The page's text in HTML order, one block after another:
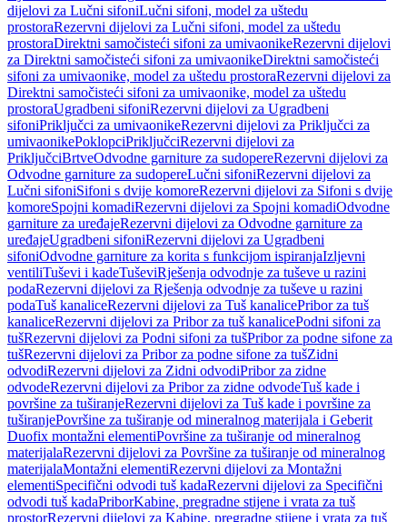
dijelovi za Lučni sifoniLučni sifoni, model za uštedu
prostoraRezervni dijelovi za Lučni sifoni, model za uštedu
prostoraDirektni samočisteći sifoni za umivaonikeRezervni dijelovi
za Direktni samočisteći sifoni za umivaonikeDirektni samočisteći
sifoni za umivaonike, model za uštedu prostoraRezervni dijelovi za
Direktni samočisteći sifoni za umivaonike, model za uštedu
prostoraUgradbeni sifoniRezervni dijelovi za Ugradbeni
sifoniPriključci za umivaonikeRezervni dijelovi za Priključci za
umivaonikePoklopciPriključciRezervni dijelovi za
PriključciBrtveOdvodne garniture za sudopereRezervni dijelovi za
Odvodne garniture za sudopereLučni sifoniRezervni dijelovi za
Lučni sifoniSifoni s dvije komoreRezervni dijelovi za Sifoni s dvije
komoreSpojni komadiRezervni dijelovi za Spojni komadiOdvodne
garniture za uređajeRezervni dijelovi za Odvodne garniture za
uređajeUgradbeni sifoniRezervni dijelovi za Ugradbeni
sifoniOdvodne garniture za korita s funkcijom ispiranjaIzljevni
ventiliTuševi i kadeTuševiRješenja odvodnje za tuševe u razini
podaRezervni dijelovi za Rješenja odvodnje za tuševe u razini
podaTuš kanaliceRezervni dijelovi za Tuš kanalicePribor za tuš
kanaliceRezervni dijelovi za Pribor za tuš kanalicePodni sifoni za
tušRezervni dijelovi za Podni sifoni za tušPribor za podne sifone za
tušRezervni dijelovi za Pribor za podne sifone za tušZidni
odvodiRezervni dijelovi za Zidni odvodiPribor za zidne
odvodeRezervni dijelovi za Pribor za zidne odvodeTuš kade i
površine za tuširanjeRezervni dijelovi za Tuš kade i površine za
tuširanjePovršine za tuširanje od mineralnog materijala i Geberit
Duofix montažni elementiPovršine za tuširanje od mineralnog
materijalaRezervni dijelovi za Površine za tuširanje od mineralnog
materijalaMontažni elementiRezervni dijelovi za Montažni
elementiSpecifični odvodi tuš kadaRezervni dijelovi za Specifični
odvodi tuš kadaPriborKabine, pregradne stijene i vrata za tuš
prostorRezervni dijelovi za Kabine, pregradne stijene i vrata za tuš